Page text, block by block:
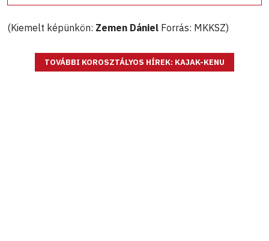
(Kiemelt képünkön: Zemen Dániel Forrás: MKKSZ)
TOVÁBBI KOROSZTÁLYOS HÍREK: KAJAK-KENU